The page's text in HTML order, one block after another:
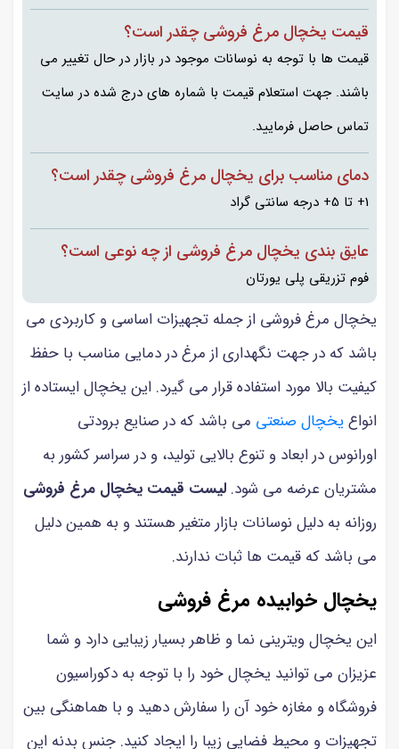
قیمت یخچال مرغ فروشی چقدر است؟
قیمت ها با توجه به نوسانات موجود در بازار در حال تغییر می
باشند. جهت استعلام قیمت با شماره های درج شده در سایت
تماس حاصل فرمایید.
دمای مناسب برای یخچال مرغ فروشی چقدر است؟
1+ تا 5+ درجه سانتی گراد
عایق بندی یخچال مرغ فروشی از چه نوعی است؟
فوم تزریقی پلی یورتان
یخچال مرغ فروشی از جمله تجهیزات اساسی و کاربردی می
باشد که در جهت نگهداری از مرغ در دمایی مناسب با حفظ
کیفیت بالا مورد استفاده قرار می گیرد. این یخچال ایستاده از
انواعیخچال صنعتی می باشد که در صنایع برودتی
اورانوس در ابعاد و تنوع بالایی تولید، و در سراسر کشور به
مشتریان عرضه می شود. لیست قیمت یخچال مرغ فروشی
روزانه به دلیل نوسانات بازار متغیر هستند و به همین دلیل
می باشد که قیمت ها ثبات ندارند.
یخچال خوابیده مرغ فروشی
این یخچال ویترینی نما و ظاهر بسیار زیبایی دارد و شما
عزیزان می توانید یخچال خود را با توجه به دکوراسیون
فروشگاه و مغازه خود آن را سفارش دهید و با هماهنگی بین
تجهیزات و محیط فضایی زیبا را ایجاد کنید. جنس بدنه این